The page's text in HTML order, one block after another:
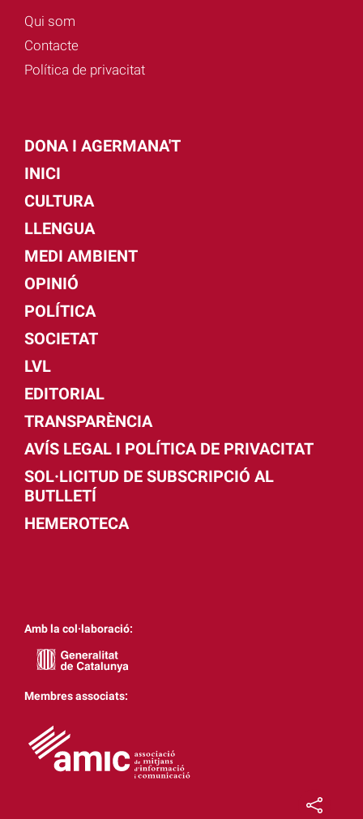
Qui som
Contacte
Política de privacitat
DONA I AGERMANA'T
INICI
CULTURA
LLENGUA
MEDI AMBIENT
OPINIÓ
POLÍTICA
SOCIETAT
LVL
EDITORIAL
TRANSPARÈNCIA
AVÍS LEGAL I POLÍTICA DE PRIVACITAT
SOL·LICITUD DE SUBSCRIPCIÓ AL
BUTLLETÍ
HEMEROTECA
Amb la col·laboració:
Membres associats: